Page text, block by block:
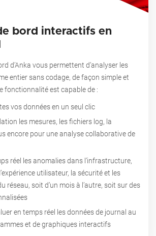
bord interactifs en
d’Anka vous permettent d’analyser les
entier sans codage, de façon simple et
fonctionnalité est capable de :
vos données en un seul clic
les mesures, les fichiers log, la
encore pour une analyse collaborative de
réel les anomalies dans l’infrastructure,
utilisateur, la sécurité et les
réseau, soit d’un mois à l’autre, soit sur des
en temps réel les données de journal au
et de graphiques interactifs